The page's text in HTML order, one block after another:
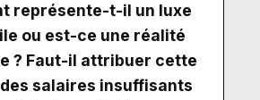
représente-t-il un luxe
ou est-ce une réalité
? Faut-il attribuer cette
salaires insuffisants